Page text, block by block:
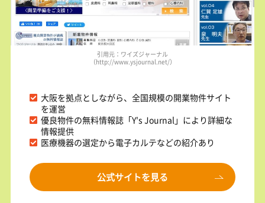
引用元：ワイズジャーナル
（http://www.ysjournal.net/）
大阪を拠点としながら、全国規模の開業物件サイト
を運営
優良物件の無料情報誌「Y's Journal」により詳細な
情報提供
医療機器の選定から電子カルテなどの紹介あり
公式サイトを見る